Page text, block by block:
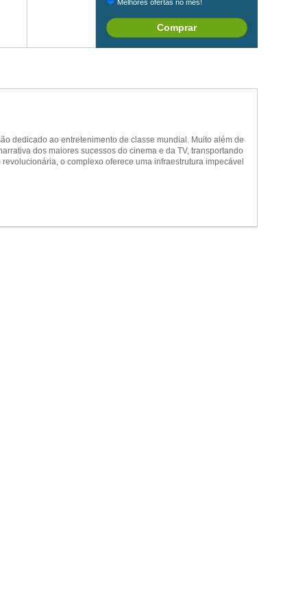
Melhores ofertas no mês!
Comprar
dedicado ao entretenimento de classe mundial. Muito além de
dos maiores sucessos do cinema e da TV, transportando
o complexo oferece uma infraestrutura impecável